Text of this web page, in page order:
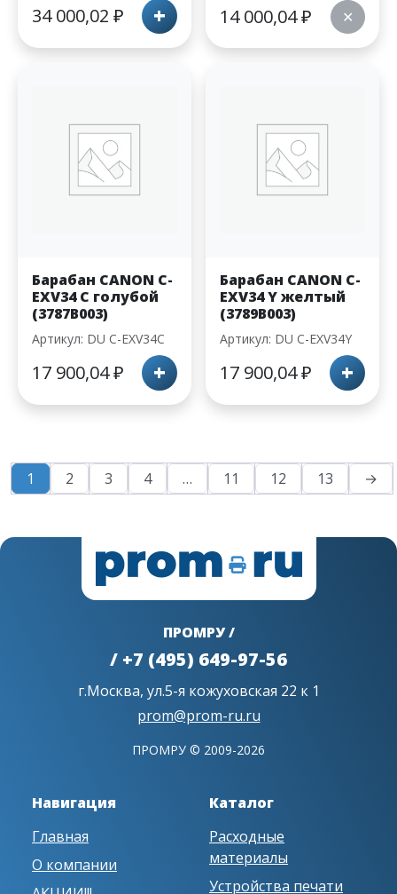
34 000,02 ₽ + 14 000,04₽ ✕
Барабан CANON С-
EXV34 C голубой
(3787B003)
Артикул: DU С-EXV34C
17 900,04₽ +
Барабан CANON С-
EXV34 Y желтый
(3789B003)
Артикул: DU С-EXV34Y
17 900,04₽ +
1 2 3 4 … 11 12 13 →
ПРОМРУ /
/ +7 (495) 649-97-56
г.Москва, ул.5-я кожуховская 22 к 1
prom@prom-ru.ru
ПРОМРУ © 2009-2026
Навигация
Главная
О компании
Каталог
Расходные
материалы
Устройства печати